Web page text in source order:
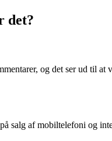
det?
og det ser ud til
salg af mobiltelefoni og